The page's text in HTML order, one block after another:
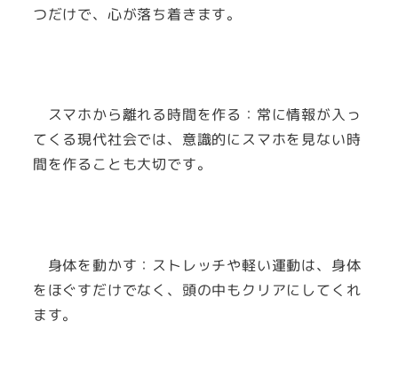
つだけで、心が落ち着きます。
スマホから離れる時間を作る：常に情報が入っ
てくる現代社会では、意識的にスマホを見ない時
間を作ることも大切です。
身体を動かす：ストレッチや軽い運動は、身体
をほぐすだけでなく、頭の中もクリアにしてくれ
ます。